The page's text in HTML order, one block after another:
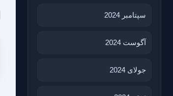
سپتامبر 2024
آگوست 2024
جولای 2024